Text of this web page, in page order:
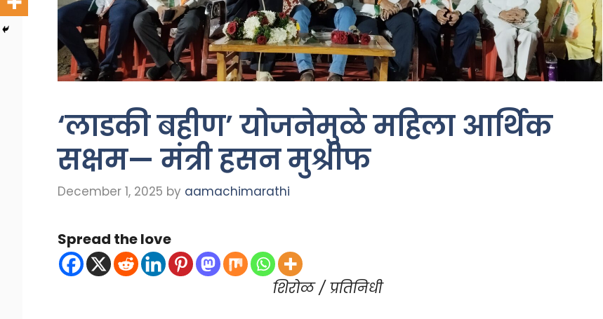
‘लाडकी बहीण’ योजनेमुळे महिला आर्थिक
सक्षम— मंत्री हसन मुश्रीफ
December 1, 2025 by aamachimarathi
Spread the love
शिरोळ / प्रतिनिधी